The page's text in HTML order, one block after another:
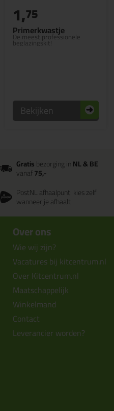
Primerkwastje
De meest professionele
beglazingskit!
1,75
Bekijken
Gratisbezorging inNL & BE
vanaf75,-
PostNL afhaalpunt: kies zelf
wanneer je afhaalt
Over ons
Wie wij zijn?
Vacatures bij kitcentrum.nl
Over Kitcentrum.nl
Maatschappelijk
Winkelmand
Contact
Leverancier worden?